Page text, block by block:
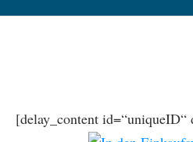
[delay_content id=“uniqueID“